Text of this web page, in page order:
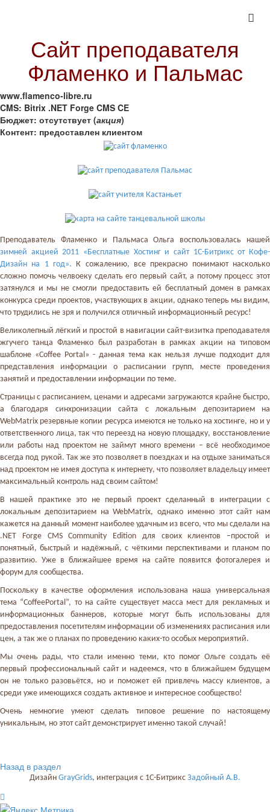
Сайт преподавателя
Фламенко и Пальмас
www.flamenco-libre.ru
CMS: Bitrix .NET Forge CMS CE
Бюджет: отсутствует (акция)
Контент: предоставлен клиентом
Преподаватель Фламенко и Пальмаса Ольга воспользовалась нашей
зимней акцией 2011 «Бесплатные Хостинг и сайт 1С-Битрикс от Кофе-
Дизайн на 1 год». К сожалению, все прекрасно понимают насколько
сложно помочь челвоеку сделать его первый сайт, а потому процесс этот
затянулся и мы не смогли предоставить ей бесплатный домен в рамках
конкурса среди проектов, участвующих в акции, однако теперь мы видим,
что трудились не зря и получился отличный информационный ресурс!
Великолепный лёгкий и простой в навигации сайт-визитка преподавателя
жгучего танца Фламенко был разработан в рамках акции на типовом
шаблоне «Coffee Portal» - данная тема как нельзя лучше подходит для
представления информации о расписании групп, месте проведения
занятий и предоставлении информации по теме.
Страницы с расписанием, ценами и адресами загружаются крайне быстро,
а благодаря синхронизации сайта с локальным депозитарием на
WebMatrix резервные копии ресурса имеются не только на хостинге, но и у
ответственного лица, так что переезд на новую площадку, восстановление
или работы над проектом не займут много времени – всё необходимое
всегда под рукой. Так же это позволяет в поездках и на отдыхе заниматься
над проектом не имея доступа к интернету, что позволяет владельцу имеет
максимальный контроль над своим сайтом!
В нашей практике это не первый проект сделанный в интеграции с
локальным депозитарием на WebMatrix, однако именно этот сайт нам
кажется на данный момент наиболее удачным из всего, что мы сделали на
.NET Forge CMS Community Edition для своих клиентов –простой и
понятный, быстрый и надёжный, с чёткими перспективами и планом по
развитию. Уже в ближайшее время на сайте появится фотогалерея и
форум для сообщества.
Поскольку в качестве оформления использована наша универсальная
тема “CoffeePortal”, то на сайте существует масса мест для рекламных и
информационных баннеров, которые могут быть использованы для
предоставления посетителям информации об изменениях расписания или
цен, а так же о планах по проведению каких-то особых мероприятий.
Мы очень рады, что стали именно теми, кто помог Ольге создать её
первый профессиональный сайт и надеемся, что в ближайшем будущем
он не только разовьётся, но и поможет ей привлечь массу клиентов, а
среди уже имеющихся создать активное и интересное сообщество!
Очень немногие умеют сделать типовое решение по настоящему
уникальным, но этот сайт демонстрирует именно такой случай!
Назад в раздел
Дизайн GrayGrids, интеграция с 1С-Битрикс Задойный А.В.